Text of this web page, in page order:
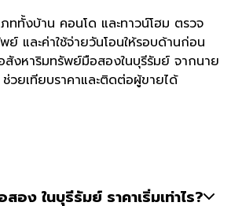
ภททั้งบ้าน คอนโด และทาวน์โฮม ตรวจ
และค่าใช้จ่ายวันโอนให้รอบด้านก่อน
สังหาริมทรัพย์มือสองในบุรีรัมย์ จากนาย
ยเทียบราคาและติดต่อผู้ขายได้
ง ในบุรีรัมย์ ราคาเริ่มเท่าไร?